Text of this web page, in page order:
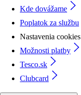
Kde dovážame
Poplatok za službu
Nastavenia cookies
Možnosti platby
Tesco.sk
Clubcard